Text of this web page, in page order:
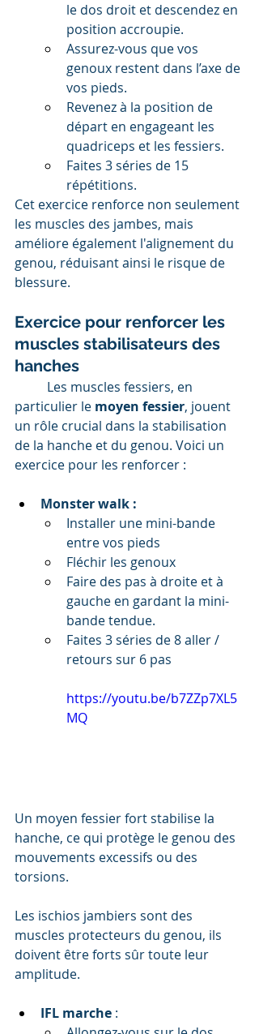
le dos droit et descendez en
position accroupie.
Assurez-vous que vos
genoux restent dans l’axe de
vos pieds.
Revenez à la position de
départ en engageant les
quadriceps et les fessiers.
Faites 3 séries de 15
répétitions.
Cet exercice renforce non seulement
les muscles des jambes, mais
améliore également l'alignement du
genou, réduisant ainsi le risque de
blessure.
Exercice pour renforcer les
muscles stabilisateurs des
hanches
particulier le moyen fessier, jouent
un rôle crucial dans la stabilisation
de la hanche et du genou. Voici un
exercice pour les renforcer :
Monster walk :
Installer une mini-bande
entre vos pieds
Fléchir les genoux
Faire des pas à droite et à
gauche en gardant la mini-
bande tendue.
Faites 3 séries de 8 aller /
retours sur 6 pas
https://youtu.be/b7ZZp7XL5
MQ
Un moyen fessier fort stabilise la
hanche, ce qui protège le genou des
mouvements excessifs ou des
torsions.
Les ischios jambiers sont des
muscles protecteurs du genou, ils
doivent être forts sûr toute leur
amplitude.
IFL marche :